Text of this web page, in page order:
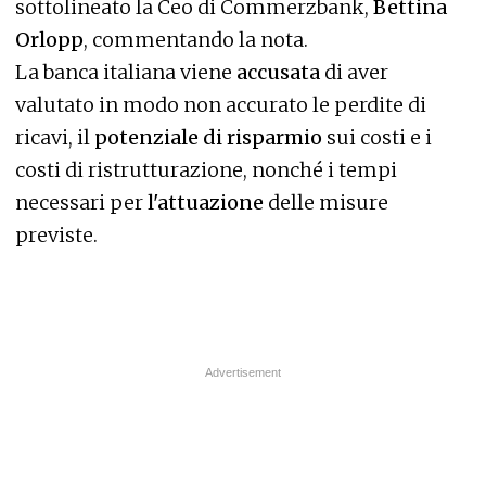
sottolineato la Ceo di Commerzbank, Bettina
Orlopp, commentando la nota.
La banca italiana viene accusata di aver
valutato in modo non accurato le perdite di
ricavi, il potenziale di risparmio sui costi e i
costi di ristrutturazione, nonché i tempi
necessari perl'attuazione delle misure
previste.